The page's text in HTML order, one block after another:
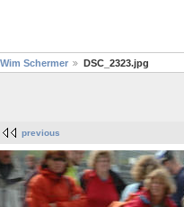
Wim Schermer DSC_2323.jpg
previous